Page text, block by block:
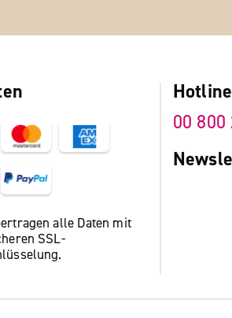
alle Daten mit
SSL-
Hotline
00 800